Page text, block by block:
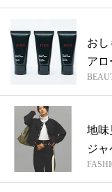
おし
アロ
地味
ジ